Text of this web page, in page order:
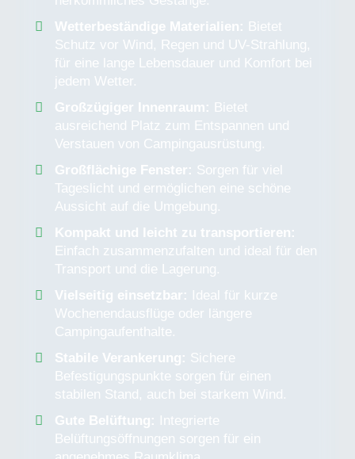
Wetterbeständige Materialien: Bietet
Schutz vor Wind, Regen und UV-Strahlung,
für eine lange Lebensdauer und Komfort bei
jedem Wetter.
Großzügiger Innenraum: Bietet
ausreichend Platz zum Entspannen und
Verstauen von Campingausrüstung.
Großflächige Fenster: Sorgen für viel
Tageslicht und ermöglichen eine schöne
Aussicht auf die Umgebung.
Kompakt und leicht zu transportieren:
Einfach zusammenzufalten und ideal für den
Transport und die Lagerung.
Vielseitig einsetzbar: Ideal für kurze
Wochenendausflüge oder längere
Campingaufenthalte.
Stabile Verankerung: Sichere
Befestigungspunkte sorgen für einen
stabilen Stand, auch bei starkem Wind.
Gute Belüftung: Integrierte
Belüftungsöffnungen sorgen für ein